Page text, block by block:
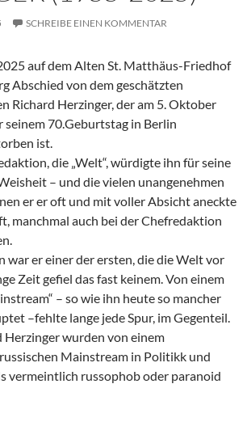
SCHREIBE EINEN KOMMENTAR
auf dem Alten St. Matthäus-Friedhof
Abschied von dem geschätzten
Richard Herzinger, der am 5. Oktober
seinem 70.Geburtstag in Berlin
ist.
die „Welt“, würdigte ihn für seine
– und die vielen unangenehmen
er er oft und mit voller Absicht aneckte
manchmal auch bei der Chefredaktion
war er einer der ersten, die die Welt vor
Zeit gefiel das fast keinem. Von einem
– so wie ihn heute so mancher
–fehlte lange jede Spur, im Gegenteil.
Herzinger wurden von einem
Mainstream in Politikk und
vermeintlich russophob oder paranoid